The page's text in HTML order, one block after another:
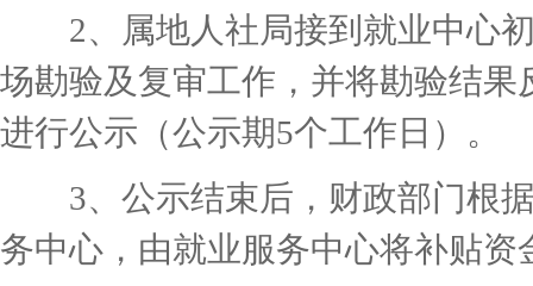
2、属地人社局接到就业中心初
场勘验及复审工作，并将勘验结
进行公示（公示期5个工作日）。
3、公示结束后，财政部门根据
务中心，由就业服务中心将补贴